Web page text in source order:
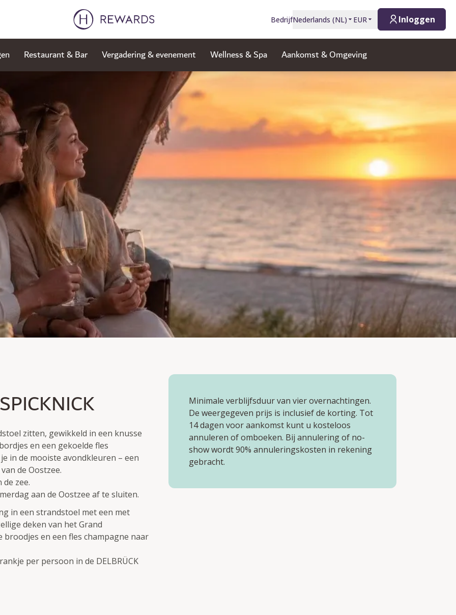
BedrijfNederlands (NL) EUR Inloggen
Restaurant & Bar Vergadering & evenement Wellness & Spa Aankomst & Omgeving
op de zonsondergang
zitten, gewikkeld in een knusse
en een gekoelde fles
in de mooiste avondkleuren – een
de Oostzee.
zee.
aan de Oostzee af te sluiten.
in een strandstoel met een met
deken van het Grand
en een fles champagne naar
per persoon in de DELBRÜCK
Minimale verblijfsduur van vier overnachtingen.
De weergegeven prijs is inclusief de korting. Tot
14 dagen voor aankomst kunt u kosteloos
annuleren of omboeken. Bij annulering of no-
show wordt 90% annuleringskosten in rekening
gebracht.